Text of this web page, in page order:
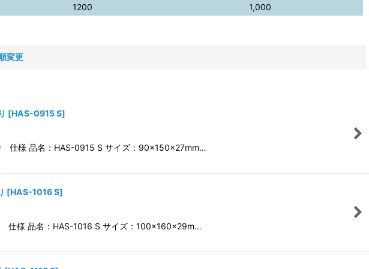
1200 1,000
変更
[HAS-0915 S]
仕様 品名：HAS-0915 S サイズ：90×150×27mm…
[HAS-1016 S]
仕様 品名：HAS-1016 S サイズ：100×160×29m…